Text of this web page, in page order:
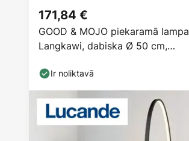
GOOD & MOJO piekaramā lampa
Langkawi, dabiska Ø 50 cm,
171,84 €
Ir noliktavā